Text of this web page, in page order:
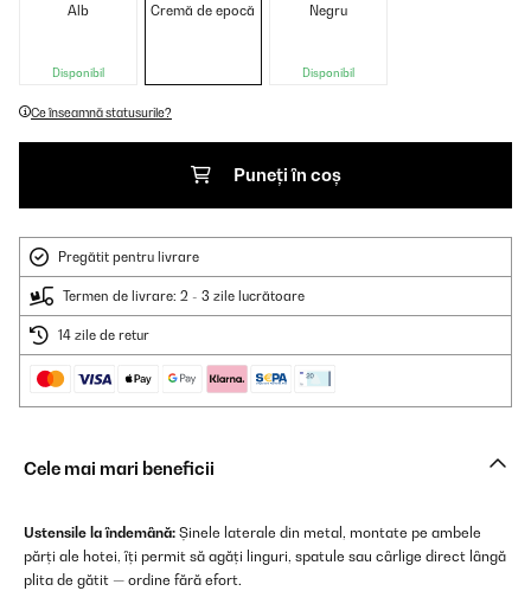
Alb
Disponibil
Cremă de epocă Negru
Disponibil
Ce înseamnă statusurile?
Puneți în coș
Pregătit pentru livrare
Termen de livrare: 2 - 3 zile lucrătoare
14 zile de retur
Cele mai mari beneficii
Ustensile la îndemână: Șinele laterale din metal, montate pe ambele
părți ale hotei, îți permit să agăți linguri, spatule sau cârlige direct lângă
plita de gătit — ordine fără efort.